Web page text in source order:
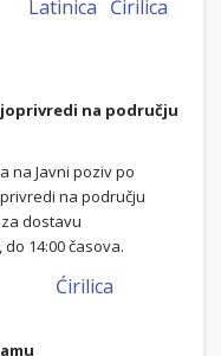
Latinica Ćirilica
na području
na Javni poziv po
na području
dostavu
14:00 časova.
Ćirilica